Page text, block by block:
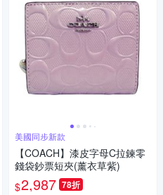
美國同步新款
【COACH】漆皮字母C拉鍊零
錢袋鈔票短夾(薰衣草紫)
$2,987 78折